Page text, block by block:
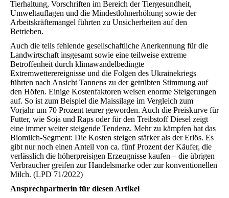
Tierhaltung, Vorschriften im Bereich der Tiergesundheit,
Umweltauflagen und die Mindestlohnerhöhung sowie der
Arbeitskräftemangel führten zu Unsicherheiten auf den
Betrieben.
Auch die teils fehlende gesellschaftliche Anerkennung für die
Landwirtschaft insgesamt sowie eine teilweise extreme
Betroffenheit durch klimawandelbedingte
Extremwetterereignisse und die Folgen des Ukrainekriegs
führten nach Ansicht Tannens zu der getrübten Stimmung auf
den Höfen. Einige Kostenfaktoren weisen enorme Steigerungen
auf. So ist zum Beispiel die Maissilage im Vergleich zum
Vorjahr um 70 Prozent teurer geworden. Auch die Preiskurve für
Futter, wie Soja und Raps oder für den Treibstoff Diesel zeigt
eine immer weiter steigende Tendenz. Mehr zu kämpfen hat das
Biomilch-Segment: Die Kosten steigen stärker als der Erlös. Es
gibt nur noch einen Anteil von ca. fünf Prozent der Käufer, die
verlässlich die höherpreisigen Erzeugnisse kaufen – die übrigen
Verbraucher greifen zur Handelsmarke oder zur konventionellen
Milch. (LPD 71/2022)
Ansprechpartnerin für diesen Artikel